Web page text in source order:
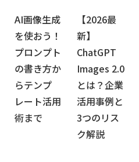
AI画像生成
を使おう！
プロンプト
の書き方か
らテンプ
レート活用
術まで
【2026最
新】
ChatGPT
Images 2.0
とは？企業
活用事例と
3つのリス
ク解説